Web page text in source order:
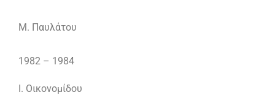
Μ. Παυλάτου
1982 – 1984
Ι. Οικονομίδου